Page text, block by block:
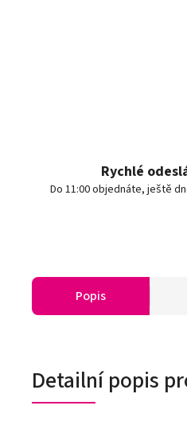
Rychlé
Do 11:00 objednáte, ještě
Popis
Detailní popis